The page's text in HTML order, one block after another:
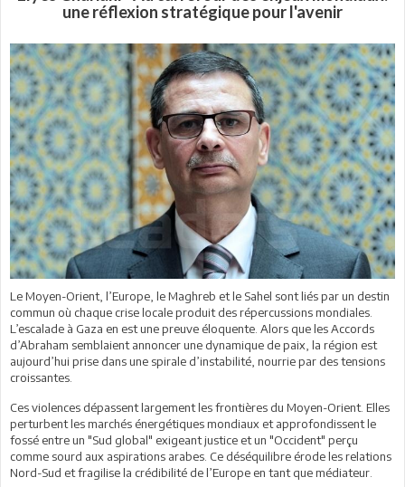
une réflexion stratégique pour l'avenir
Le Moyen-Orient, l’Europe, le Maghreb et le Sahel sont liés par un destin
commun où chaque crise locale produit des répercussions mondiales.
L’escalade à Gaza en est une preuve éloquente. Alors que les Accords
d’Abraham semblaient annoncer une dynamique de paix, la région est
aujourd’hui prise dans une spirale d’instabilité, nourrie par des tensions
croissantes.
Ces violences dépassent largement les frontières du Moyen-Orient. Elles
perturbent les marchés énergétiques mondiaux et approfondissent le
fossé entre un "Sud global" exigeant justice et un "Occident" perçu
comme sourd aux aspirations arabes. Ce déséquilibre érode les relations
Nord-Sud et fragilise la crédibilité de l’Europe en tant que médiateur.